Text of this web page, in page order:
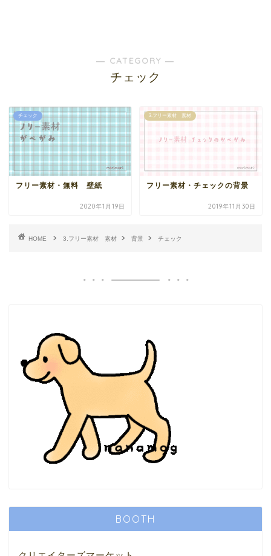
― CATEGORY ―
チェック
チェック
フリー素材・無料 壁紙
2020年1月19日
3.フリー素材 素材
フリー素材・チェックの背景
2019年11月30日
HOME 3.フリー素材 素材 背景 チェック
BOOTH